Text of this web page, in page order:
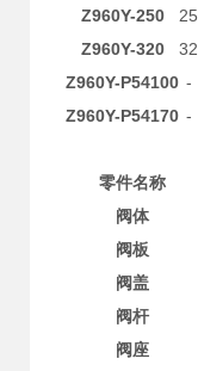
Z960Y-250
25
Z960Y-320
32
Z960Y-P54100 -
Z960Y-P54170 -
零件名称
阀体
阀板
阀盖
阀杆
阀座